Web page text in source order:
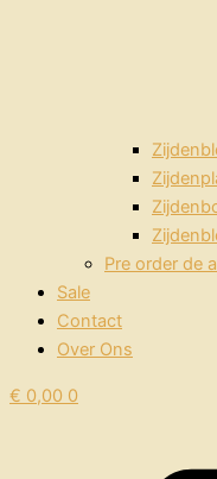
Pre order de
Sale
Contact
Over Ons
€ 0,00 0